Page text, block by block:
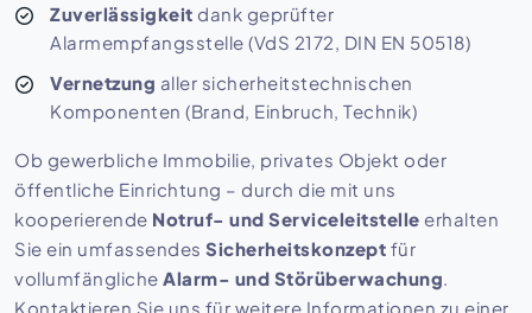
Zuverlässigkeit dank geprüfter
Alarmempfangsstelle (VdS 2172, DIN EN 50518)
Vernetzung aller sicherheitstechnischen
Komponenten (Brand, Einbruch, Technik)
Ob gewerbliche Immobilie, privates Objekt oder
öffentliche Einrichtung – durch die mit uns
kooperierende Notruf- und Serviceleitstelle erhalten
Sie ein umfassendes Sicherheitskonzept für
vollumfängliche Alarm- und Störüberwachung
Kontaktieren Sie uns für weitere Informationen zu einer